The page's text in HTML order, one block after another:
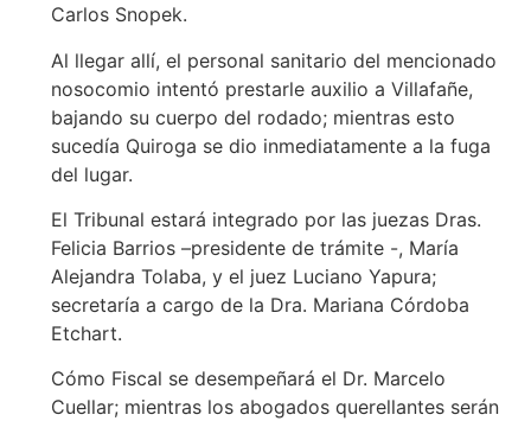
Carlos Snopek.
Al llegar allí, el personal sanitario del mencionado
nosocomio intentó prestarle auxilio a Villafañe,
bajando su cuerpo del rodado; mientras esto
sucedía Quiroga se dio inmediatamente a la fuga
del lugar.
El Tribunal estará integrado por las juezas Dras.
Felicia Barrios –presidente de trámite -, María
Alejandra Tolaba, y el juez Luciano Yapura;
secretaría a cargo de la Dra. Mariana Córdoba
Etchart.
Cómo Fiscal se desempeñará el Dr. Marcelo
Cuellar; mientras los abogados querellantes serán